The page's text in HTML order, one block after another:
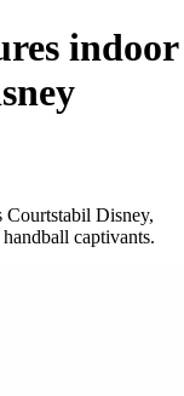
indoor
Courtstabil Disney,
captivants.